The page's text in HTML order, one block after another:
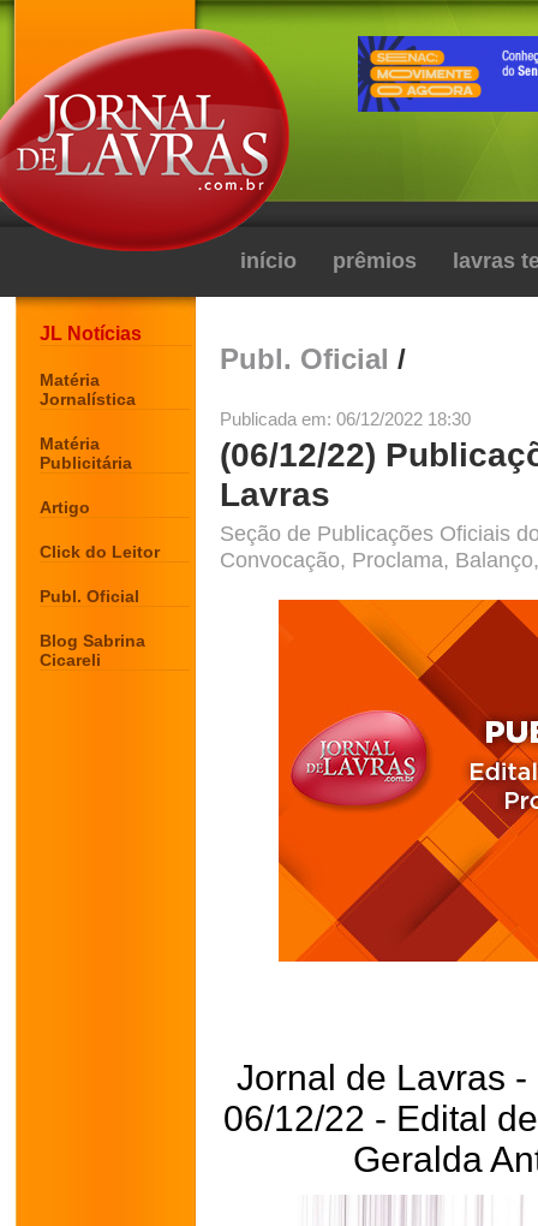
início prêmios lavras
JL Notícias
Matéria
Jornalística
Matéria
Publicitária
Artigo
Click do Leitor
Publ. Oficial
Blog Sabrina
Cicareli
Publ. Oficial /
Publicada em: 06/12/2022 18:30
(06/12/22)
Lavras
Seção de Publicações Oficiais
Convocação, Proclama,
Jornal de Lavras
06/12/22 - Edital
Geralda